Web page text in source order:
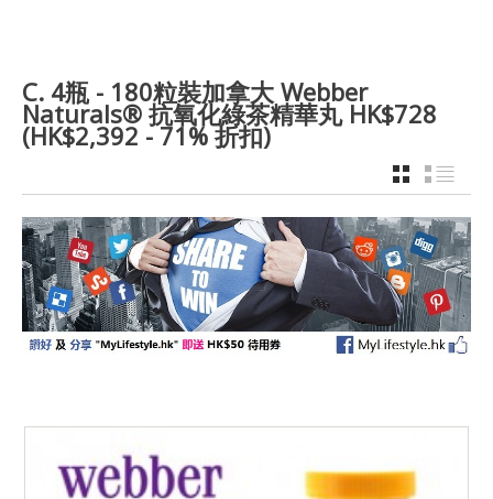
C. 4瓶 - 180粒裝加拿大 Webber
Naturals® 抗氧化綠茶精華丸 HK$728
(HK$2,392 - 71% 折扣)
GRID